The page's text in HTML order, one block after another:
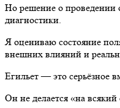
Но решение о проведении
диагностики.
Я оцениваю состояние
внешних влияний и
Егильет — это серьёзное
Он не делается «на